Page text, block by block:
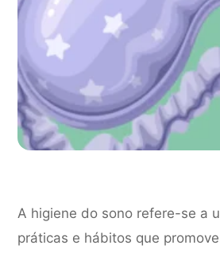
A higiene do sono refere-se a
práticas e hábitos que